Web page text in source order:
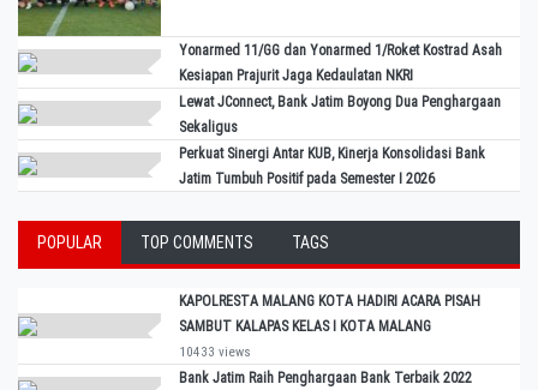
Yonarmed 11/GG dan Yonarmed 1/Roket Kostrad Asah
Kesiapan Prajurit Jaga Kedaulatan NKRI
Lewat JConnect, Bank Jatim Boyong Dua Penghargaan
Sekaligus
Perkuat Sinergi Antar KUB, Kinerja Konsolidasi Bank
Jatim Tumbuh Positif pada Semester I 2026
POPULAR TOP COMMENTS TAGS
KAPOLRESTA MALANG KOTA HADIRI ACARA PISAH
SAMBUT KALAPAS KELAS I KOTA MALANG
10433 views
Bank Jatim Raih Penghargaan Bank Terbaik 2022